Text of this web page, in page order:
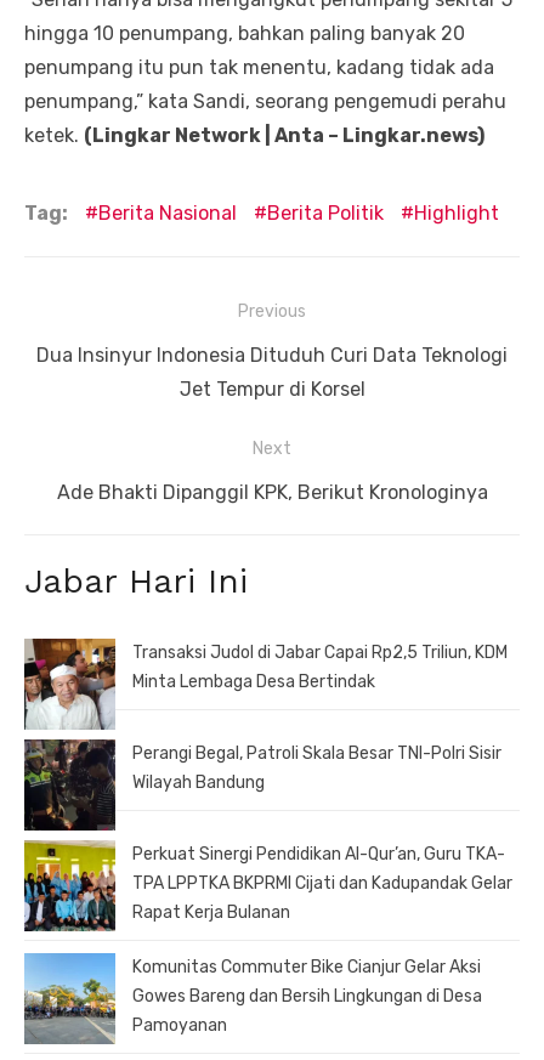
hingga 10 penumpang, bahkan paling banyak 20
penumpang itu pun tak menentu, kadang tidak ada
penumpang,” kata Sandi, seorang pengemudi perahu
ketek. (Lingkar Network | Anta – Lingkar.news)
Tag: Berita Nasional Berita Politik Highlight
pos
Previous
Previous
Dua Insinyur Indonesia Dituduh Curi Data Teknologi
Jet Tempur di Korsel
Next
Next
Ade Bhakti Dipanggil KPK, Berikut Kronologinya
Jabar Hari Ini
Transaksi Judol di Jabar Capai Rp2,5 Triliun, KDM
Minta Lembaga Desa Bertindak
Perangi Begal, Patroli Skala Besar TNI-Polri Sisir
Wilayah Bandung
Perkuat Sinergi Pendidikan Al-Qur’an, Guru TKA-
TPA LPPTKA BKPRMI Cijati dan Kadupandak Gelar
Rapat Kerja Bulanan
Komunitas Commuter Bike Cianjur Gelar Aksi
Gowes Bareng dan Bersih Lingkungan di Desa
Pamoyanan